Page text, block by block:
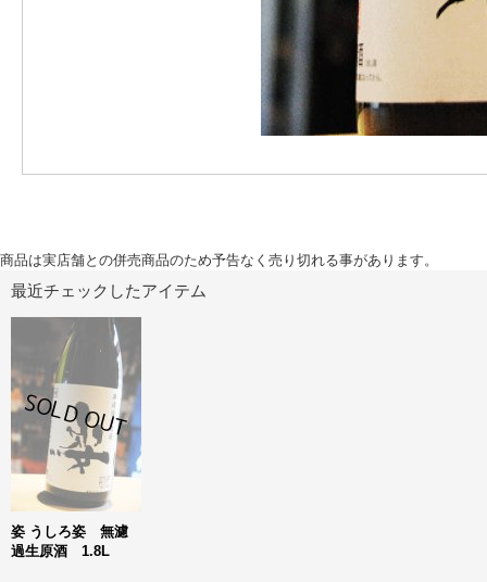
商品は実店舗との併売商品のため予告なく売り切れる事があります。
最近チェックしたアイテム
姿 うしろ姿 無濾
過生原酒 1.8L